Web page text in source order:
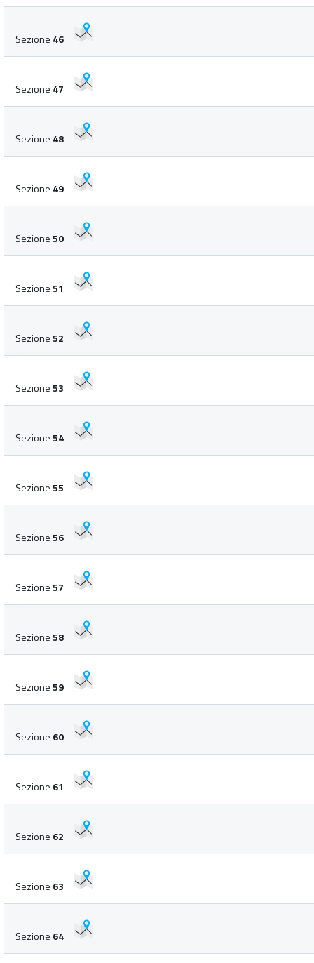
Sezione 46
Sezione 47
Sezione 48
Sezione 49
Sezione50
Sezione51
Sezione52
Sezione53
Sezione54
Sezione55
Sezione56
Sezione57
Sezione58
Sezione59
Sezione 60
Sezione 61
Sezione 62
Sezione 63
Sezione 64